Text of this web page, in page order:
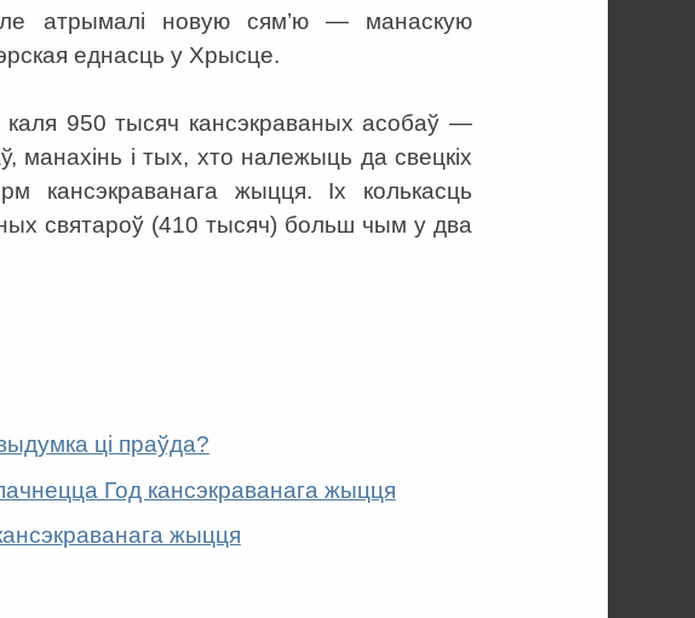
атрымалі новую сям’ю — манаскую
еднасць у Хрысце.
каля 950 тысяч кансэкраваных асобаў —
манахінь і тых, хто належыць да свецкіх
кансэкраванага жыцця. Іх колькасць
святароў (410 тысяч) больш чым у два
ці праўда?
Год кансэкраванага жыцця
жыцця